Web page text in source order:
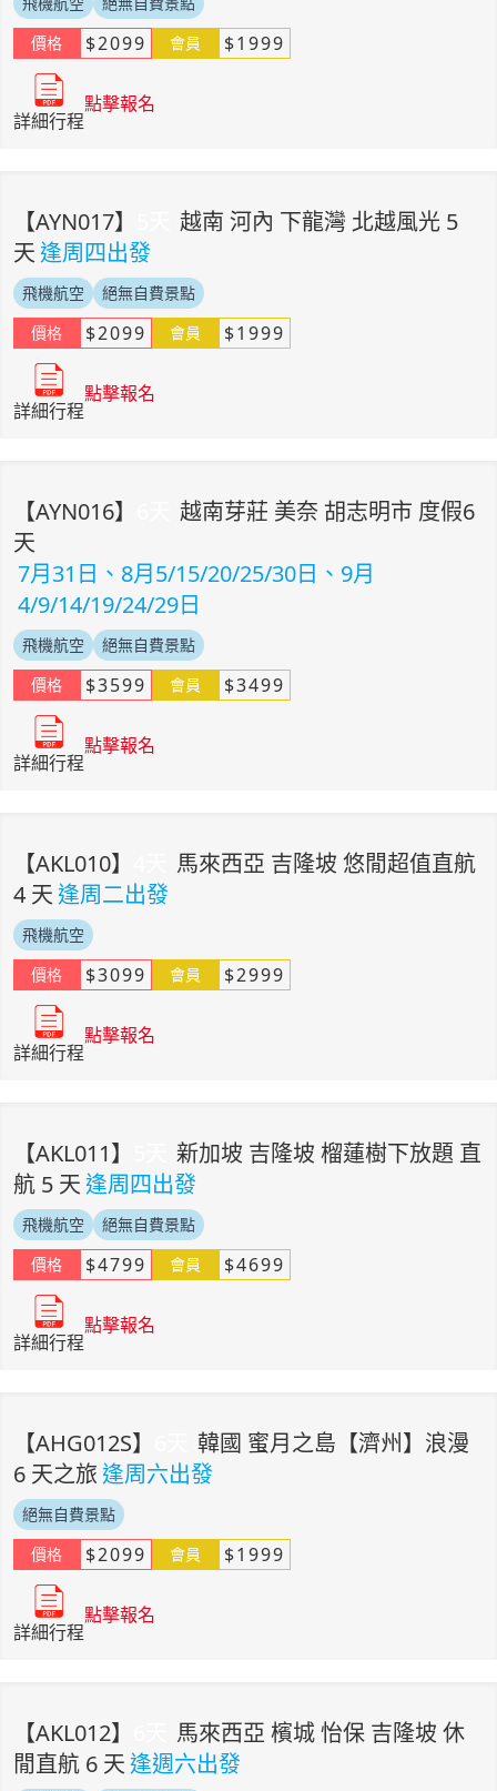
價格
$2099 會員 $1999
詳細行程
點擊報名
【AYN017】
越南 河內 下龍灣 北越風光 5
天逢周四出發
飛機航空
絕無自費景點
價格
$2099 會員 $1999
詳細行程
點擊報名
【AYN016】
越南芽莊 美奈 胡志明市 度假6
天
7月31日、8月5/15/20/25/30日、9月
4/9/14/19/24/29日
飛機航空
絕無自費景點
價格
$3599 會員 $3499
詳細行程
點擊報名
【AKL010】
馬來西亞 吉隆坡 悠閒超值直航
4 天逢周二出發
飛機航空
價格
$3099 會員 $2999
詳細行程
點擊報名
【AKL011】
新加坡 吉隆坡 榴蓮樹下放題 直
航 5 天逢周四出發
飛機航空
絕無自費景點
價格
$4799 會員 $4699
詳細行程
點擊報名
【AHG012S】
韓國 蜜月之島【濟州】浪漫
6 天之旅逢周六出發
絕無自費景點
價格
$2099 會員 $1999
詳細行程
點擊報名
【AKL012】
馬來西亞 檳城 怡保 吉隆坡 休
閒直航 6 天逢週六出發